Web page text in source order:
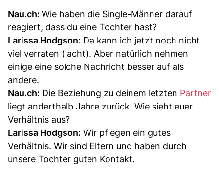
Nau.ch: Wie haben die Single-Männer darauf
reagiert, dass du eine Tochter hast?
Larissa Hodgson: Da kann ich jetzt noch nicht
viel verraten (lacht). Aber natürlich nehmen
einige eine solche Nachricht besser auf als
andere.
Nau.ch: Die Beziehung zu deinem letzten Partner
liegt anderthalb Jahre zurück. Wie sieht euer
Verhältnis aus?
Larissa Hodgson: Wir pflegen ein gutes
Verhältnis. Wir sind Eltern und haben durch
unsere Tochter guten Kontakt.